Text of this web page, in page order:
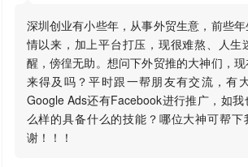
深圳创业有小些年，从事外贸生意，前些
情以来，加上平台打压，现很难熬、人生
醒，傍徨无助。想问下外贸推的大神们，
来得及吗？平时跟一帮朋友有交流，有
Google Ads还有Facebook进行推广，如
么样的具备什么的技能？哪位大神可帮
谢！！！